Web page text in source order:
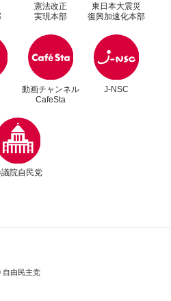
2026年7月13日
生田光一幹事長代行 記者
憲法改正
実現本部
東日本大震災
復興加速化本部
リンク
動画チャンネル
CafeSta
J-NSC
院自民党
ィンドウリンク
自由民主党